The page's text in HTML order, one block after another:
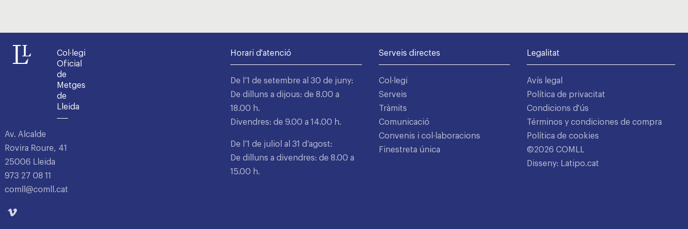
Col·legi
Oficial
de
Metges
de
Lleida
Av. Alcalde
Rovira Roure, 41
25006 Lleida
973 27 08 11
comll@comll.cat
Horari d'atenció
De l’1 de setembre al 30 de juny:
De dilluns a dijous: de 8.00 a
18.00 h.
Divendres: de 9.00 a 14.00 h.
De l’1 de juliol al 31 d’agost:
De dilluns a divendres: de 8.00 a
15.00 h.
Serveis directes
Col·legi
Serveis
Tràmits
Comunicació
Convenis i col·laboracions
Finestreta única
Legalitat
Avís legal
Política de privacitat
Condicions d'ús
Términos y condiciones de compra
Política de cookies
©2026 COMLL
Disseny: Latipo.cat